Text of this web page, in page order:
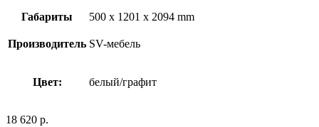
Габариты 500 x 1201 x 2094 mm
Производитель SV-мебель
Цвет: белый/графит
18 620 р.